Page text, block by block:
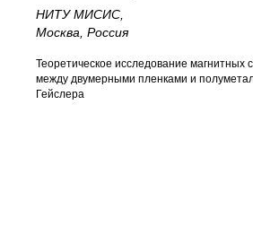
НИТУ МИСИС,
Москва, Россия
Теоретическое исследование магнитных
между двумерными пленками и
Гейслера